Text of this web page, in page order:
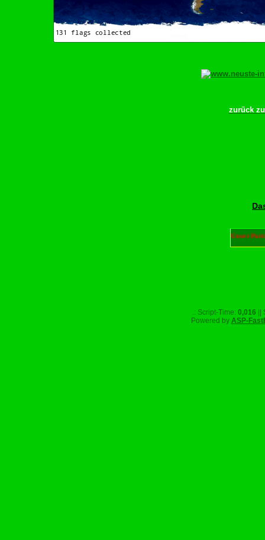
zurück
Unser
.: Script-Time: 0,016
Powered by ASP-